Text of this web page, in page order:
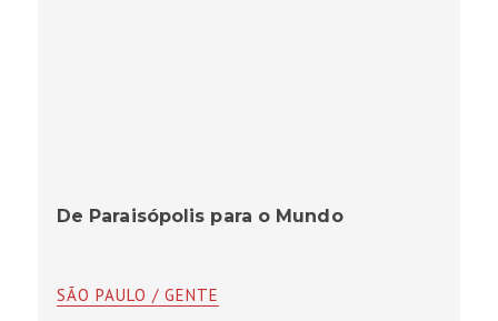
De Paraisópolis para o Mundo
SÃO PAULO / GENTE